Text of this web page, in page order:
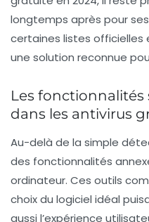
longtemps après pour
certaines listes officielles
une solution reconnue
Les
dans les antivirus
Au-delà de la simple
des fonctionnalités
ordinateur. Ces outils
choix du logiciel idéal
aussi l’expérience